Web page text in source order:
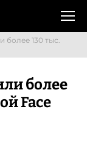
130 тыс.
более
Face